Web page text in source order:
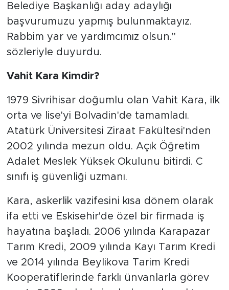
Belediye Başkanlığı aday adaylığı
başvurumuzu yapmış bulunmaktayız.
Rabbim yar ve yardımcımız olsun."
sözleriyle duyurdu.
Vahit Kara Kimdir?
1979 Sivrihisar doğumlu olan Vahit Kara, ilk
orta ve lise'yi Bolvadin'de tamamladı.
Atatürk Üniversitesi Ziraat Fakültesi'nden
2002 yılında mezun oldu. Açık Öğretim
Adalet Meslek Yüksek Okulunu bitirdi. C
sınıfı iş güvenliği uzmanı.
Kara, askerlik vazifesini kısa dönem olarak
ifa etti ve Eskisehir'de özel bir firmada iş
hayatına başladı. 2006 yılında Karapazar
Tarım Kredi, 2009 yılında Kayı Tarım Kredi
ve 2014 yılında Beylikova Tarim Kredi
Kooperatiflerinde farklı ünvanlarla görev